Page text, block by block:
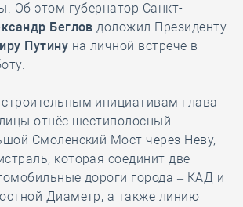
Об этом губернатор Санкт-
Беглов доложил Президенту
Путину на личной встрече в
инициативам глава
отнёс шестиполосный
Смоленский Мост через Неву,
которая соединит две
дороги города – КАД и
Диаметр, а также линию